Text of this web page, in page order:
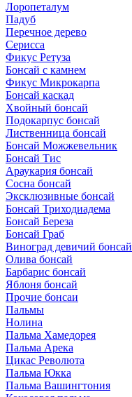
Лоропеталум
Падуб
Перечное дерево
Серисса
Фикус Ретуза
Бонсай с камнем
Фикус Микрокарпа
Бонсай каскад
Хвойный бонсай
Подокарпус бонсай
Лиственница бонсай
Бонсай Можжевельник
Бонсай Тис
Араукария бонсай
Сосна бонсай
Эксклюзивные бонсай
Бонсай Триходиадема
Бонсай Береза
Бонсай Граб
Виноград девичий бонсай
Олива бонсай
Барбарис бонсай
Яблоня бонсай
Прочие бонсаи
Пальмы
Нолина
Пальма Хамедорея
Пальма Арека
Цикас Революта
Пальмa Юкка
Пальма Вашингтония